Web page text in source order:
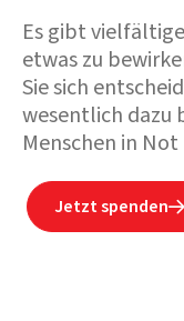
Es gibt
etwas zu
Sie sich
wesentlich dazu
Menschen in
Jetzt spenden